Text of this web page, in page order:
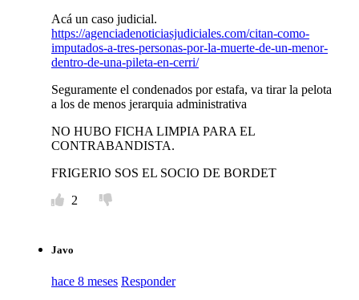
Acá un caso judicial.
https://agenciadenoticiasjudiciales.com/citan-como-
imputados-a-tres-personas-por-la-muerte-de-un-menor-
dentro-de-una-pileta-en-cerri/
Seguramente el condenados por estafa, va tirar la pelota
a los de menos jerarquia administrativa
NO HUBO FICHA LIMPIA PARA EL
CONTRABANDISTA.
FRIGERIO SOS EL SOCIO DE BORDET
2
Javo
hace 8 meses Responder